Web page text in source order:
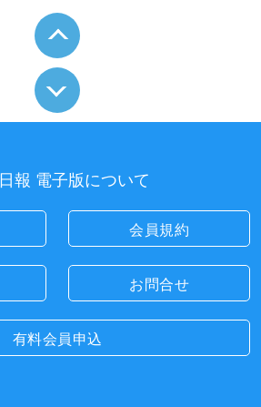
報 電子版について
会員規約
お問合せ
有料会員申込